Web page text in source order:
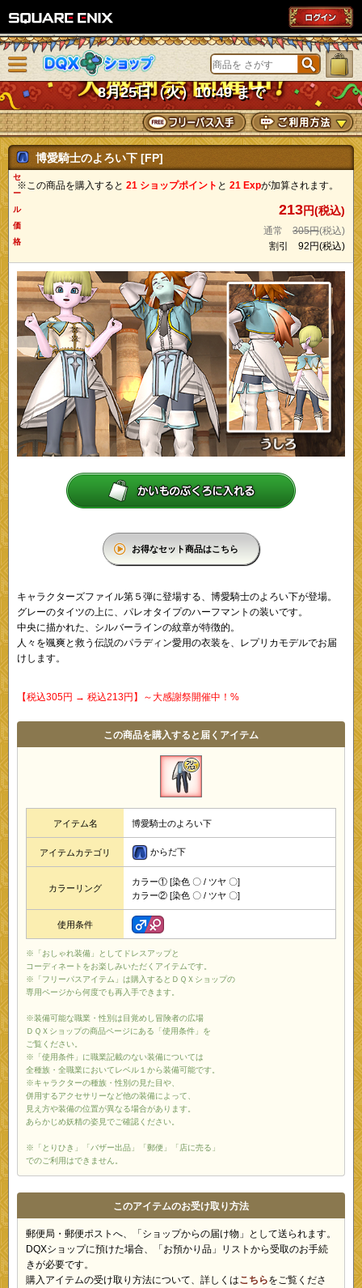
DQXショップ
8月25日（火）10:49 まで
ニューを閉じる
博愛騎士のよろい下 [FP]
※この商品を購入すると 21 ショップポイント と 21 Expが加算されます。
セ
ー
ル
価
格
213円(税込)
通常 305円(税込)
割引 92円(税込)
お得なセット商品はこちら
キャラクターズファイル第５弾に登場する、博愛騎士のよろい下が登場。
グレーのタイツの上に、パレオタイプのハーフマントの装いです。
中央に描かれた、シルバーラインの紋章が特徴的。
人々を颯爽と救う伝説のパラディン愛用の衣装を、レプリカモデルでお届
けします。
【税込305円 → 税込213円】～大感謝祭開催中！%
この商品を購入すると届くアイテム
アイテム名 博愛騎士のよろい下
アイテムカテゴリ からだ下
カラーリング
カラー① [染色 〇 / ツヤ 〇]
カラー② [染色 〇 / ツヤ 〇]
使用条件
※「おしゃれ装備」としてドレスアップと
コーディネートをお楽しみいただくアイテムです。
※「フリーパスアイテム」は購入するとＤＱＸショップの
専用ページから何度でも再入手できます。
※装備可能な職業・性別は目覚めし冒険者の広場
ＤＱＸショップの商品ページにある「使用条件」を
ご覧ください。
※「使用条件」に職業記載のない装備については
全種族・全職業においてレベル１から装備可能です。
※キャラクターの種族・性別の見た目や、
併用するアクセサリーなど他の装備によって、
見え方や装備の位置が異なる場合があります。
あらかじめ妖精の姿見でご確認ください。
※「とりひき」「バザー出品」「郵便」「店に売る」
でのご利用はできません。
このアイテムのお受け取り方法
郵便局・郵便ポストへ、「ショップからの届け物」として送られます。
DQXショップに預けた場合、「お預かり品」リストから受取のお手続
きが必要です。
購入アイテムの受け取り方法について、詳しくはこちらをご覧くださ